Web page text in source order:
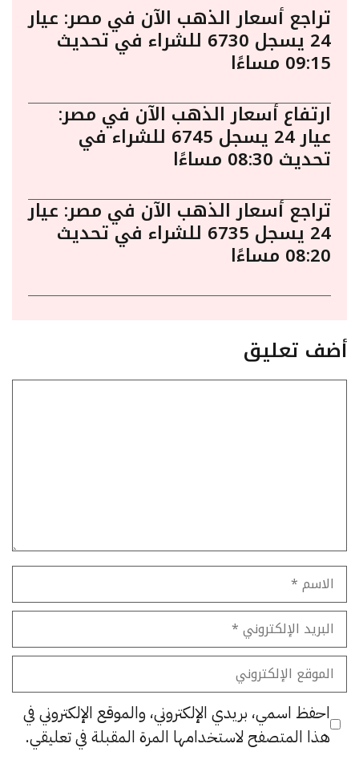
تراجع أسعار الذهب الآن في مصر: عيار
24 يسجل 6730 للشراء في تحديث
09:15 مساءًا
ارتفاع أسعار الذهب الآن في مصر:
عيار 24 يسجل 6745 للشراء في
تحديث 08:30 مساءًا
تراجع أسعار الذهب الآن في مصر: عيار
24 يسجل 6735 للشراء في تحديث
08:20 مساءًا
أضف تعليق
الاسم
البريد
الإلكتروني
الموقع
الإلكتروني
احفظ اسمي، بريدي الإلكتروني، والموقع الإلكتروني في
هذا المتصفح لاستخدامها المرة المقبلة في تعليقي.